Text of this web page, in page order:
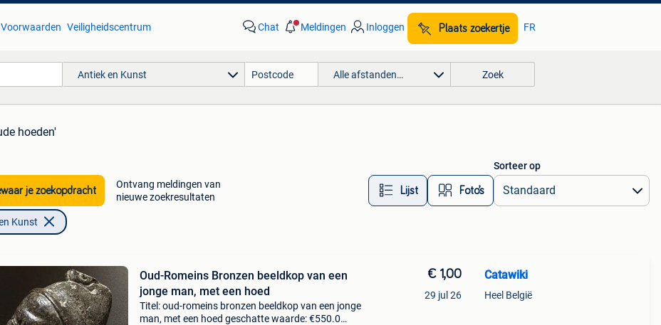
Voorwaarden Veiligheidscentrum Chat Meldingen Inloggen Plaats zoekertje FR
Antiek en Kunst Alle afstanden… Zoek
hoeden'
je zoekopdracht
Ontvang meldingen van
nieuwe zoekresultaten
Lijst Foto’s
Sorteer op
Kunst
Oud-Romeins Bronzen beeldkop van een
jonge man, met een hoed
Titel: oud-romeins bronzen beeldkop van een jonge
man, met een hoed geschatte waarde: €550.0
€ 1,00
29 jul 26
Catawiki
Heel België